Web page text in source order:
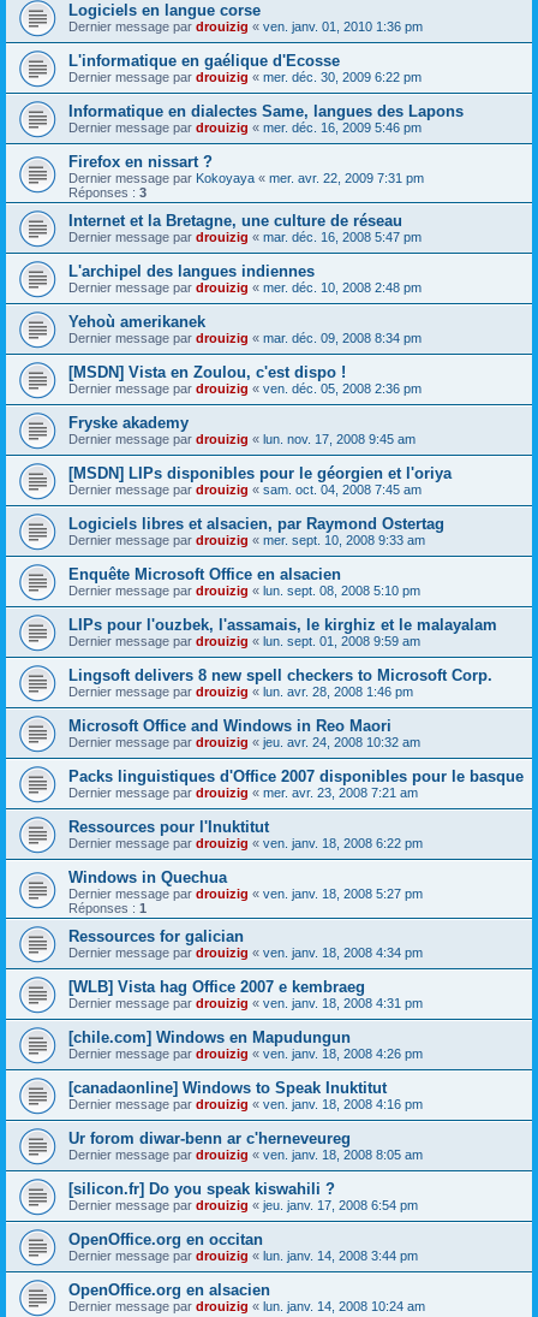
Logiciels en langue corse
Dernier message par drouizig « ven. janv. 01, 2010 1:36 pm
L'informatique en gaélique d'Ecosse
Dernier message par drouizig « mer. déc. 30, 2009 6:22 pm
Informatique en dialectes Same, langues des Lapons
Dernier message par drouizig « mer. déc. 16, 2009 5:46 pm
Firefox en nissart ?
Dernier message par Kokoyaya « mer. avr. 22, 2009 7:31 pm
Réponses : 3
Internet et la Bretagne, une culture de réseau
Dernier message par drouizig « mar. déc. 16, 2008 5:47 pm
L'archipel des langues indiennes
Dernier message par drouizig « mer. déc. 10, 2008 2:48 pm
Yehoù amerikanek
Dernier message par drouizig « mar. déc. 09, 2008 8:34 pm
[MSDN] Vista en Zoulou, c'est dispo !
Dernier message par drouizig « ven. déc. 05, 2008 2:36 pm
Fryske akademy
Dernier message par drouizig « lun. nov. 17, 2008 9:45 am
[MSDN] LIPs disponibles pour le géorgien et l'oriya
Dernier message par drouizig « sam. oct. 04, 2008 7:45 am
Logiciels libres et alsacien, par Raymond Ostertag
Dernier message par drouizig « mer. sept. 10, 2008 9:33 am
Enquête Microsoft Office en alsacien
Dernier message par drouizig « lun. sept. 08, 2008 5:10 pm
LIPs pour l'ouzbek, l'assamais, le kirghiz et le malayalam
Dernier message par drouizig « lun. sept. 01, 2008 9:59 am
Lingsoft delivers 8 new spell checkers to Microsoft Corp.
Dernier message par drouizig « lun. avr. 28, 2008 1:46 pm
Microsoft Office and Windows in Reo Maori
Dernier message par drouizig « jeu. avr. 24, 2008 10:32 am
Packs linguistiques d'Office 2007 disponibles pour le basque
Dernier message par drouizig « mer. avr. 23, 2008 7:21 am
Ressources pour l'Inuktitut
Dernier message par drouizig « ven. janv. 18, 2008 6:22 pm
Windows in Quechua
Dernier message par drouizig « ven. janv. 18, 2008 5:27 pm
Réponses : 1
Ressources for galician
Dernier message par drouizig « ven. janv. 18, 2008 4:34 pm
[WLB] Vista hag Office 2007 e kembraeg
Dernier message par drouizig « ven. janv. 18, 2008 4:31 pm
[chile.com] Windows en Mapudungun
Dernier message par drouizig « ven. janv. 18, 2008 4:26 pm
[canadaonline] Windows to Speak Inuktitut
Dernier message par drouizig « ven. janv. 18, 2008 4:16 pm
Ur forom diwar-benn ar c'herneveureg
Dernier message par drouizig « ven. janv. 18, 2008 8:05 am
[silicon.fr] Do you speak kiswahili ?
Dernier message par drouizig « jeu. janv. 17, 2008 6:54 pm
OpenOffice.org en occitan
Dernier message par drouizig « lun. janv. 14, 2008 3:44 pm
OpenOffice.org en alsacien
Dernier message par drouizig « lun. janv. 14, 2008 10:24 am